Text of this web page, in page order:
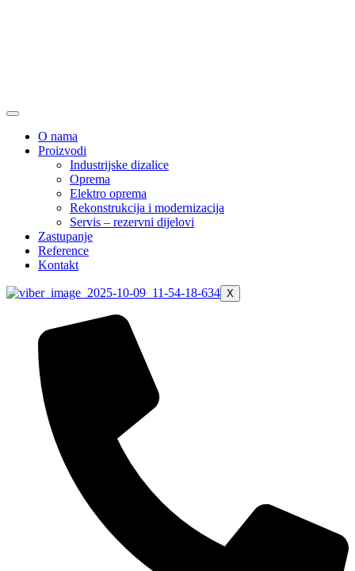
O nama
Proizvodi
Industrijske dizalice
Oprema
Elektro oprema
Rekonstrukcija i modernizacija
Servis – rezervni dijelovi
Zastupanje
Reference
Kontakt
X